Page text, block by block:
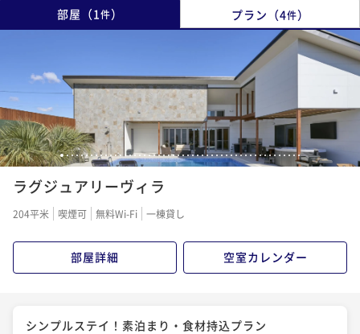
部屋 （1 件） プラン （4件）
123456789101112131415161718192021222324252627282930313233343536373839404142434445 4647484950
ラグジュアリーヴィラ
204平米 喫煙可 無料Wi-Fi 一棟貸し
部屋詳細 空室カレンダー
シンプルステイ！素泊まり・食材持込プラン